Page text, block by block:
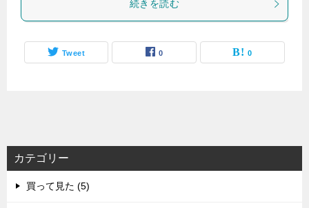
続きを読む
Tweet 0 0
カテゴリー
買って見た (5)